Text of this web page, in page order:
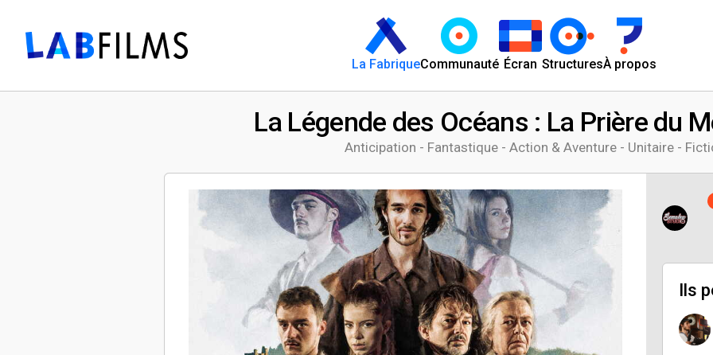
La FabriqueCommunauté Écran StructuresÀ propos
Anticipation - Fantastique - Action & Aventure - Unitaire -
La Légende des Océans : La Prière du
Ils